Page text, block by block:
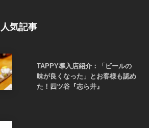
気記事
TAPPY導入店紹介：「ビールの
味が良くなった」とお客様も認め
た！四ツ谷『志ら井』